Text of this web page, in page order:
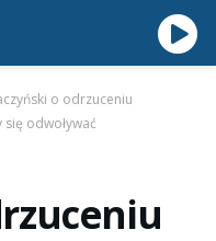
o odrzuceniu
odwoływać